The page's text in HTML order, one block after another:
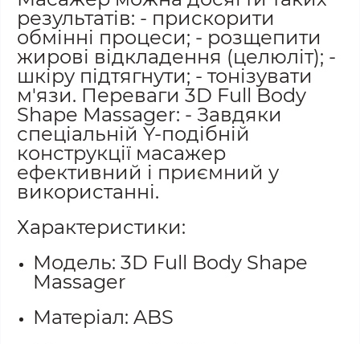
результатів: - прискорити
обмінні процеси; - розщепити
жирові відкладення (целюліт); -
шкіру підтягнути; - тонізувати
м'язи. Переваги 3D Full Body
Shape Massager: - Завдяки
спеціальній Y-подібній
конструкції масажер
ефективний і приємний у
використанні.
Характеристики:
Модель: 3D Full Body Shape
Massager
Матеріал: ABS